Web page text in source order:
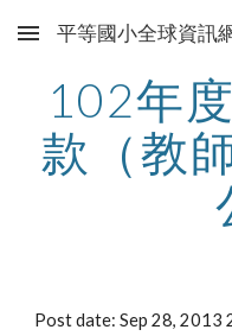
Skip to main content
平等國小全球資訊
102年
款（教
Post date: Sep 28, 2013